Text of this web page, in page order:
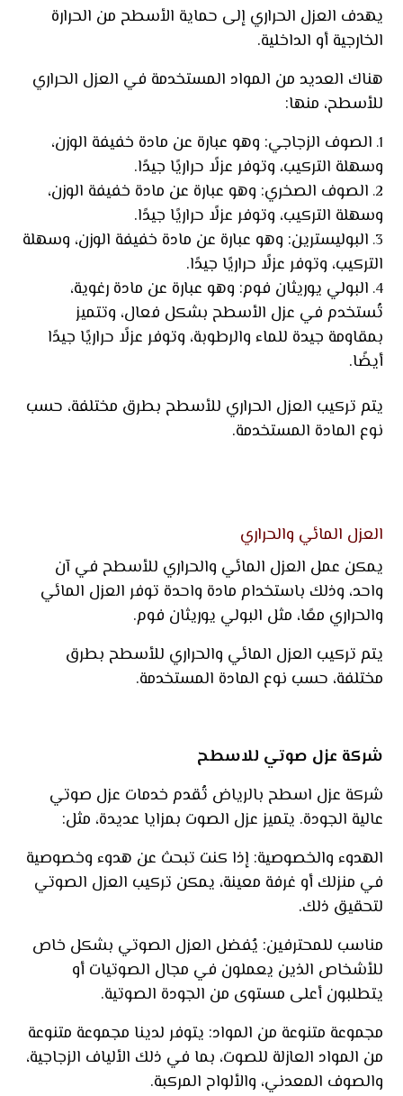
يهدف العزل الحراري إلى حماية الأسطح من الحرارة
الخارجية أو الداخلية.
هناك العديد من المواد المستخدمة في العزل الحراري
للأسطح، منها:
الصوف الزجاجي: وهو عبارة عن مادة خفيفة الوزن،
وسهلة التركيب، وتوفر عزلًا حراريًا جيدًا.
الصوف الصخري: وهو عبارة عن مادة خفيفة الوزن،
وسهلة التركيب، وتوفر عزلًا حراريًا جيدًا.
البوليسترين: وهو عبارة عن مادة خفيفة الوزن، وسهلة
التركيب، وتوفر عزلًا حراريًا جيدًا.
البولي يوريثان فوم: وهو عبارة عن مادة رغوية،
تُستخدم في عزل الأسطح بشكل فعال، وتتميز
بمقاومة جيدة للماء والرطوبة، وتوفر عزلًا حراريًا جيدًا
أيضًا.
يتم تركيب العزل الحراري للأسطح بطرق مختلفة، حسب
نوع المادة المستخدمة.
العزل المائي والحراري
يمكن عمل العزل المائي والحراري للأسطح في آن
واحد، وذلك باستخدام مادة واحدة توفر العزل المائي
والحراري معًا، مثل البولي يوريثان فوم.
يتم تركيب العزل المائي والحراري للأسطح بطرق
مختلفة، حسب نوع المادة المستخدمة.
شركة عزل صوتي للاسطح
شركة عزل اسطح بالرياض تُقدم خدمات عزل صوتي
عالية الجودة. يتميز عزل الصوت بمزايا عديدة، مثل:
الهدوء والخصوصية: إذا كنت تبحث عن هدوء وخصوصية
في منزلك أو غرفة معينة، يمكن تركيب العزل الصوتي
لتحقيق ذلك.
مناسب للمحترفين: يُفضل العزل الصوتي بشكل خاص
للأشخاص الذين يعملون في مجال الصوتيات أو
يتطلبون أعلى مستوى من الجودة الصوتية.
مجموعة متنوعة من المواد: يتوفر لدينا مجموعة متنوعة
من المواد العازلة للصوت، بما في ذلك الألياف الزجاجية،
والصوف المعدني، والألواح المركبة.